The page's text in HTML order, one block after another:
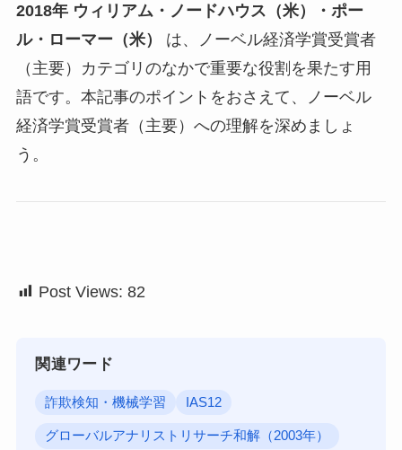
2018年 ウィリアム・ノードハウス（米）・ポー
ル・ローマー（米）
は、ノーベル経済学賞受賞者
（主要）カテゴリのなかで重要な役割を果たす用
語です。本記事のポイントをおさえて、ノーベル
経済学賞受賞者（主要）への理解を深めましょ
う。
Post Views: 82
関連ワード
詐欺検知・機械学習 IAS12
グローバルアナリストリサーチ和解（2003年）